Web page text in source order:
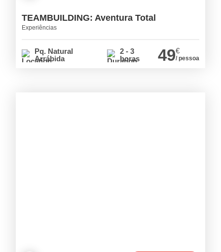
TEAMBUILDING: Aventura Total
Experiências
Pq. Natural
Arrábida
2 - 3
horas
49€
/ pessoa